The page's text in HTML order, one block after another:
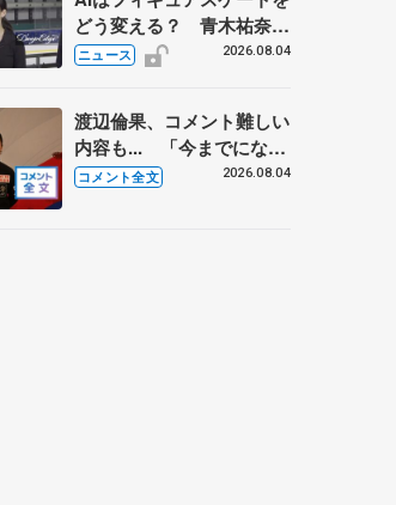
どう変える？ 青木祐奈と
考える採点、トレーニング
ニュース 2026.08.04
渡辺倫果、コメント難しい
内容も... 「今までにない
くらい早めに仕上げられて
コメント全文 2026.08.04